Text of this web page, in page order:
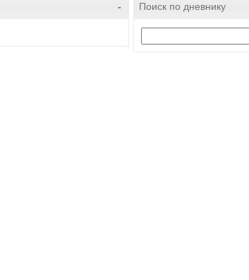
- Поиск по дневнику